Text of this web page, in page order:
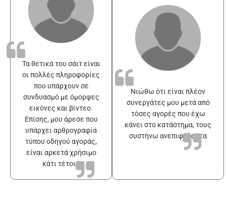
Τα θετικά του σάιτ είναι
οι πολλές πληροφορίες
που υπάρχουν σε
συνδυασμό με όμορφες
εικόνες και βίντεο.
Επίσης, μου άρεσε που
υπάρχει αρθρογραφία
τύπου οδηγού αγοράς,
είναι αρκετά χρήσιμο
κάτι τέτοιο
Νιώθω ότι είναι πλέον
συνεργάτες μου μετά από
τόσες αγορές που έχω
κάνει στο κατάστημα, τους
συστήνω ανεπιφύλακτα